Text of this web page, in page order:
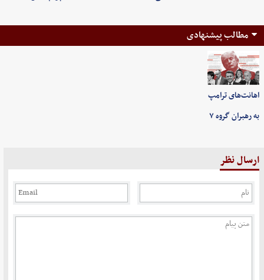
مطالب پیشنهادی
اهانت‌های ترامپ
به رهبران گروه ۷
ارسال نظر